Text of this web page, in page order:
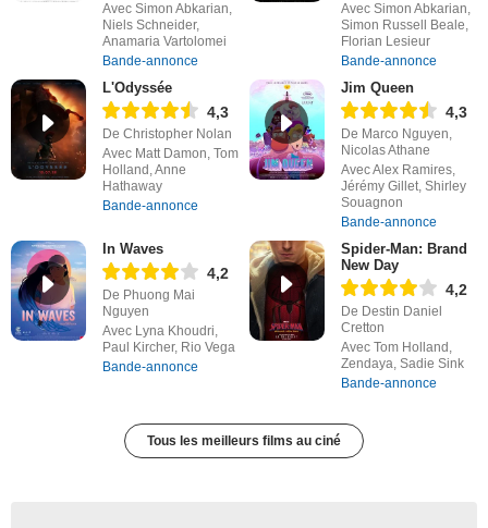
Avec Simon Abkarian,
Niels Schneider,
Anamaria Vartolomei
Bande-annonce
Avec Simon Abkarian,
Simon Russell Beale,
Florian Lesieur
Bande-annonce
L'Odyssée
4,3
De Christopher Nolan
Avec Matt Damon, Tom
Holland, Anne
Hathaway
Bande-annonce
Jim Queen
4,3
De Marco Nguyen,
Nicolas Athane
Avec Alex Ramires,
Jérémy Gillet, Shirley
Souagnon
Bande-annonce
In Waves
4,2
De Phuong Mai
Nguyen
Avec Lyna Khoudri,
Paul Kircher, Rio Vega
Bande-annonce
Spider-Man: Brand
New Day
4,2
De Destin Daniel
Cretton
Avec Tom Holland,
Zendaya, Sadie Sink
Bande-annonce
Tous les meilleurs films au ciné